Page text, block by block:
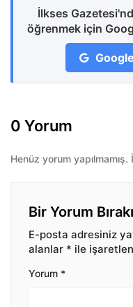
İlkses
öğrenmek için
0 Yorum
Henüz yorum
Bir Yorum
E-posta adresiniz
alanlar * ile
Yorum *